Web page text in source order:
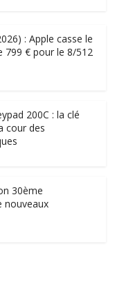
: Apple casse le
799 € pour le 8/512
200C : la clé
cour des
30ème
nouveaux